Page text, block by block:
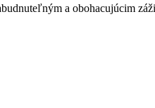
a obohacujúcim